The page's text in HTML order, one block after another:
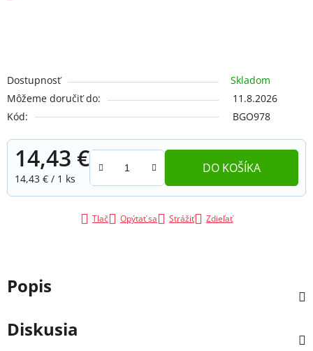
Dostupnosť
Skladom
Môžeme doručiť do:
11.8.2026
Kód:
BGO978
14,43 €
Jednotková cena:
14,43 € / 1 ks
DO KOŠÍKA
Tlač Opýtať sa Strážiť Zdieľať
Popis
Diskusia